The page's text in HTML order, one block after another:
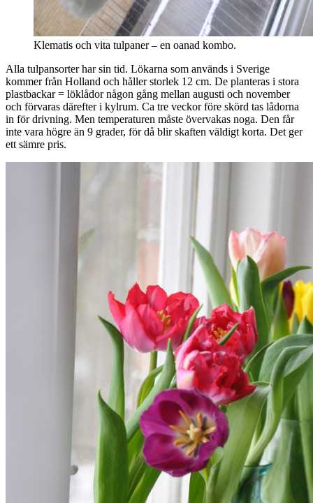
Klematis och vita tulpaner – en oanad kombo.
Alla tulpansorter har sin tid. Lökarna som används i Sverige
kommer från Holland och håller storlek 12 cm. De planteras i stora
plastbackar = löklådor någon gång mellan augusti och november
och förvaras därefter i kylrum. Ca tre veckor före skörd tas lådorna
in för drivning. Men temperaturen måste övervakas noga. Den får
inte vara högre än 9 grader, för då blir skaften väldigt korta. Det ger
ett sämre pris.